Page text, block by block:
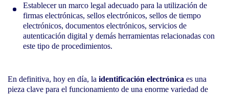
Establecer un marco legal adecuado para la utilización de
firmas electrónicas, sellos electrónicos, sellos de tiempo
electrónicos, documentos electrónicos, servicios de
autenticación digital y demás herramientas relacionadas con
este tipo de procedimientos.
En definitiva, hoy en día, la identificación electrónica es una
pieza clave para el funcionamiento de una enorme variedad de